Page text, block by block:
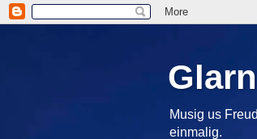
Musig us
einmalig.